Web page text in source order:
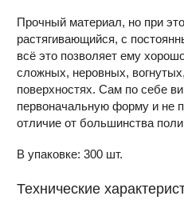
Прочный материал, но при
растягивающийся, с
всё это позволяет ему
сложных, неровных,
поверхностях. Сам по себе
первоначальную форму и не
отличие от большинства
В упаковке: 300 шт.
Технические